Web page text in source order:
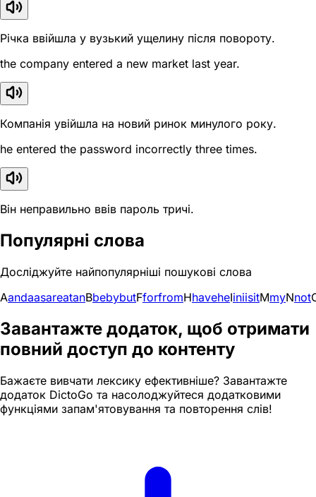
Річка ввійшла у вузький ущелину після повороту.
the company entered a new market last year.
Компанія увійшла на новий ринок минулого року.
he entered the password incorrectly three times.
Він неправильно ввів пароль тричі.
Популярні слова
Досліджуйте найпопулярніші пошукові слова
AandaasareatanBbebybutFforfromHhaveheIiniisitMmyNnot
Завантажте додаток, щоб отримати
повний доступ до контенту
Бажаєте вивчати лексику ефективніше? Завантажте
додаток DictoGo та насолоджуйтеся додатковими
функціями запам'ятовування та повторення слів!